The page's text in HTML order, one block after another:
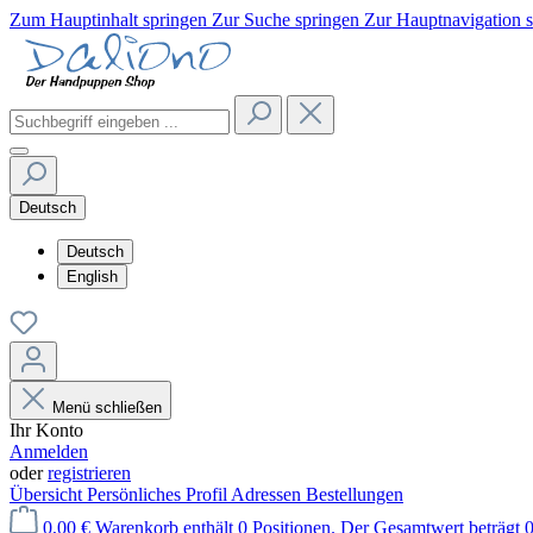
Zum Hauptinhalt springen Zur Suche springen Zur Hauptnavigation
Deutsch
Deutsch
English
Menü schließen
Ihr Konto
Anmelden
oderregistrieren
Übersicht Persönliches Profil Adressen Bestellungen
0,00 € Warenkorb enthält 0 Positionen. Der Gesamtwert beträgt